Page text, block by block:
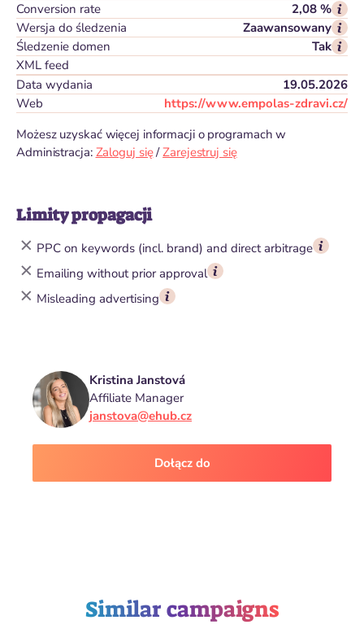
Conversion rate
2,08 %
Wersja do śledzenia
Zaawansowany
Śledzenie domen
Tak
XML feed
Data wydania
19.05.2026
Web
https://www.empolas-zdravi.cz/
Możesz uzyskać więcej informacji o programach w
Administracja: Zaloguj się/Zarejestruj się
Limity propagacji
PPC on keywords (incl. brand) and direct arbitrage
Emailing without prior approval
Misleading advertising
Kristina Janstová
Affiliate Manager
janstova@ehub.cz
Dołącz do
Similar campaigns